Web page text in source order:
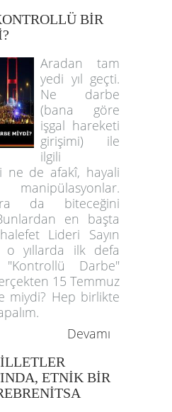
BİR
Aradan tam
yedi yıl geçti.
Ne darbe
(bana göre
işgal hareketi
girişimi) ile
ilgili
ne de afakî, hayali
da biteceğini
en başta
Lideri Sayın
o yıllarda ilk defa
Darbe"
15 Temmuz
miydi? Hep birlikte
Devamı
ETNİK BİR